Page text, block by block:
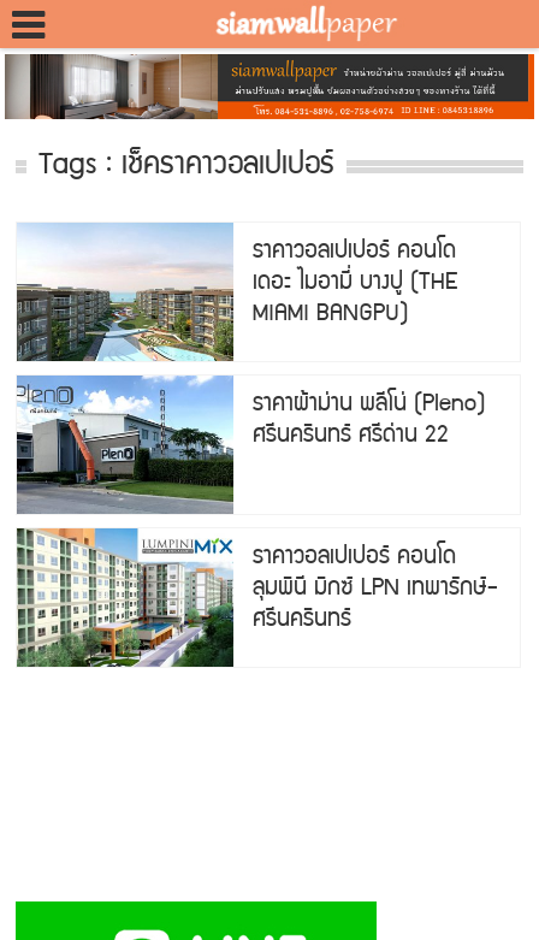
Tags : เช็คราคาวอลเปเปอร์
ราคาวอลเปเปอร์ คอนโด
เดอะ ไมอามี่ บางปู (THE
MIAMI BANGPU)
ราคาผ้าม่าน พลีโน่ (Pleno)
ศรีนครินทร์ ศรีด่าน 22
ราคาวอลเปเปอร์ คอนโด
ลุมพินี มิกซ์ LPN เทพารักษ์-
ศรีนครินทร์